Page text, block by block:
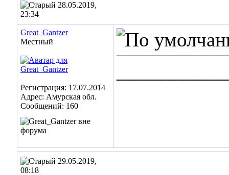
28.05.2019,
23:34
Great_Gantzer
Местный
Регистрация: 17.07.2014
Адрес: Амурская обл.
Сообщений: 160
29.05.2019,
08:18